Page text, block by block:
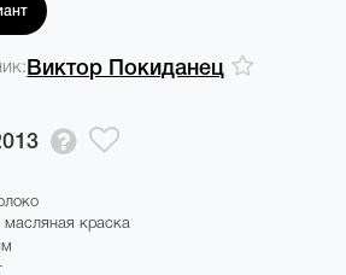
Виктор Покиданец
масляная краска